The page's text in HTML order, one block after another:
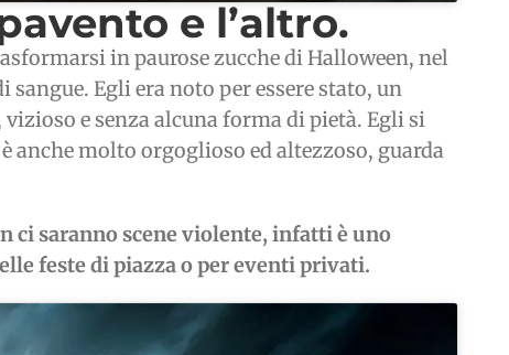
e l’altro.
in paurose zucche di Halloween, nel
Egli era noto per essere stato, un
e senza alcuna forma di pietà. Egli si
anche molto orgoglioso ed altezzoso, guarda
ci saranno scene violente, infatti è uno
feste di piazza o per eventi privati.